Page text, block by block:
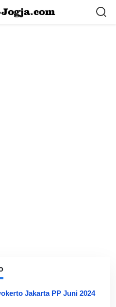
Jakarta PP Juni 2024